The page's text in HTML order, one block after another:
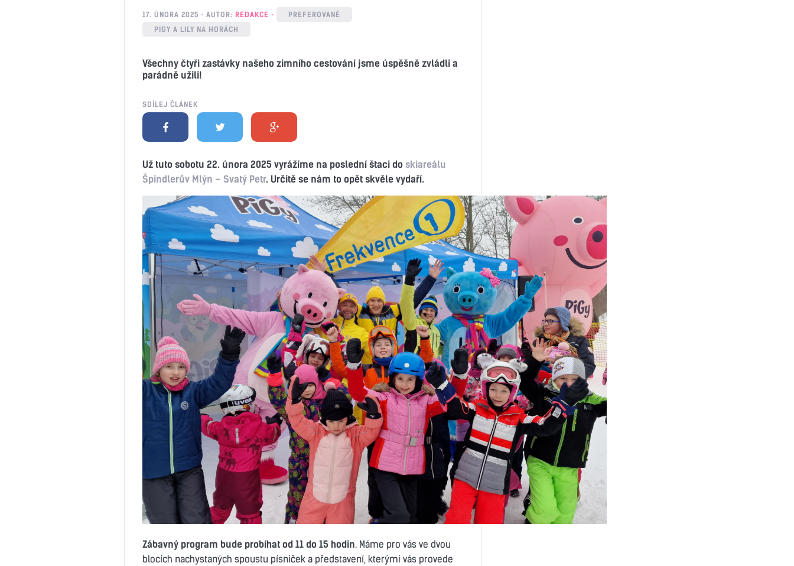
17. ÚNORA 2025 AUTOR: REDAKCE
PREFEROVANÉ
PIGY A LILY NA HORÁCH
Všechny čtyři zastávky našeho zimního cestování jsme úspěšně zvládli a
parádně užili!
SDÍLEJ ČLÁNEK
Už tuto sobotu 22. února 2025 vyrážíme na poslední štaci do skiareálu
Špindlerův Mlýn – Svatý Petr. Určitě se nám to opět skvěle vydaří.
Zábavný program bude probíhat od 11 do 15 hodin. Máme pro vás ve dvou
blocích nachystaných spoustu písniček a představení, kterými vás provede